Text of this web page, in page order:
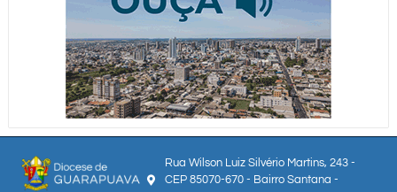
Rua Wilson Luiz Silvério Martins, 243 -
CEP 85070-670 - Bairro Santana -